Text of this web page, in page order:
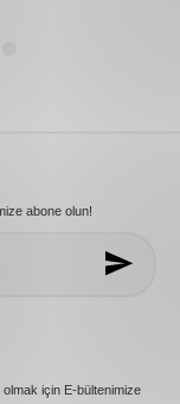
abone olun!
için E-bültenimize